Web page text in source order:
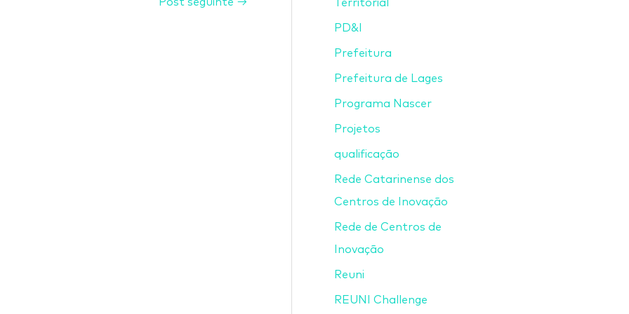
Territorial
PD&I
Prefeitura
Prefeitura de Lages
Programa Nascer
Projetos
qualificação
Rede Catarinense dos
Centros de Inovação
Rede de Centros de
Inovação
Reuni
REUNI Challenge